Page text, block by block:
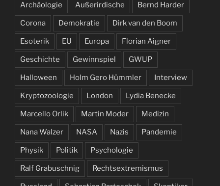
Archäologie Außerirdische Bernd Harder
Corona Demokratie Dirk van den Boom
Esoterik EU Europa Florian Aigner
Geschichte Gewinnspiel GWUP
Halloween Holm Gero Hümmler Interview
Kryptozoologie London Lydia Benecke
Marcello Orlik Martin Moder Medizin
Nana Walzer NASA Nazis Pandemie
Physik Politik Psychologie
Ralf Grabuschnig Rechtsextremismus